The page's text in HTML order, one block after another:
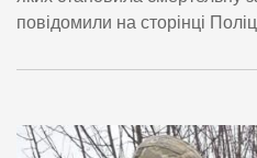
повідомили на сторінці